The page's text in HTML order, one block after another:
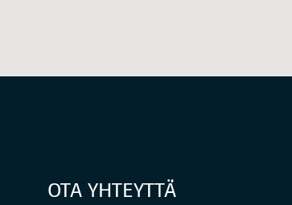
OTA YHTEYTTÄ